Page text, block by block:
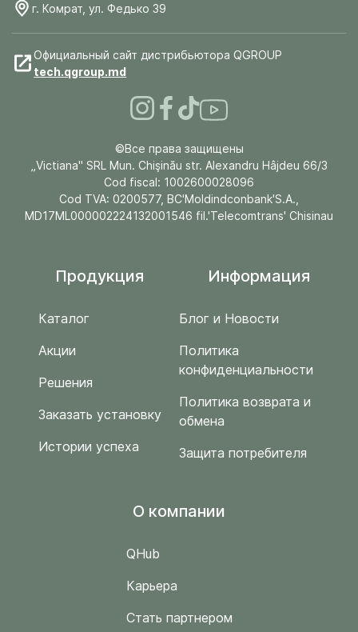
г. Комрат, ул. Федько 39
Официальный сайт дистрибьютора QGROUP
tech.qgroup.md
©Все права защищены
„Victiana" SRL Mun. Chişinău str. Alexandru Hâjdeu 66/3
Cod fiscal: 1002600028096
Cod TVA: 0200577, BC'Moldindconbank'S.A.,
MD17ML000002224132001546 fil.'Telecomtrans' Chisinau
Продукция
Каталог
Акции
Решения
Заказать установку
Истории успеха
Информация
Блог и Новости
Политика
конфиденциальности
Политика возврата и
обмена
Защита потребителя
O компании
QHub
Карьера
Стать партнером